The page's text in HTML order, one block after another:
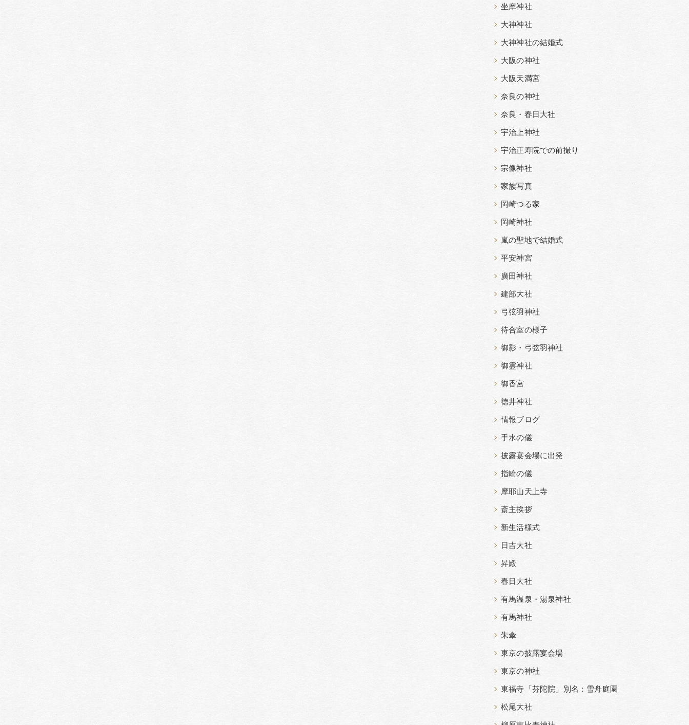
坐摩神社
大神神社
大神神社の結婚式
大阪の神社
大阪天満宮
奈良の神社
奈良・春日大社
宇治上神社
宇治正寿院での前撮り
宗像神社
家族写真
岡崎つる家
岡崎神社
嵐の聖地で結婚式
平安神宮
廣田神社
建部大社
弓弦羽神社
待合室の様子
御影・弓弦羽神社
御霊神社
御香宮
徳井神社
情報ブログ
手水の儀
披露宴会場に出発
指輪の儀
摩耶山天上寺
斎主挨拶
新生活様式
日吉大社
昇殿
春日大社
有馬温泉・湯泉神社
有馬神社
朱傘
東京の披露宴会場
東京の神社
東福寺「芬陀院」別名：雪舟庭園
松尾大社